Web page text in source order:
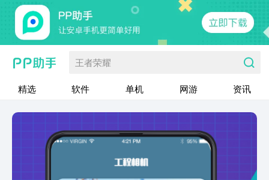
王者荣耀
精选 软件 单机 网游 资讯